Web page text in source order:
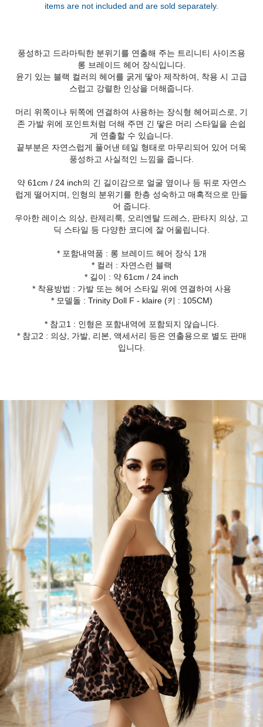
items are not included and are sold separately.
풍성하고 드라마틱한 분위기를 연출해 주는 트리니티 사이즈용
롱 브레이드 헤어 장식입니다.
윤기 있는 블랙 컬러의 헤어를 굵게 땋아 제작하여, 착용 시 고급
스럽고 강렬한 인상을 더해줍니다.
머리 위쪽이나 뒤쪽에 연결하여 사용하는 장식형 헤어피스로, 기
존 가발 위에 포인트처럼 더해 주면 긴 땋은 머리 스타일을 손쉽
게 연출할 수 있습니다.
끝부분은 자연스럽게 풀어낸 테일 형태로 마무리되어 있어 더욱
풍성하고 사실적인 느낌을 줍니다.
약 61cm / 24 inch의 긴 길이감으로 얼굴 옆이나 등 뒤로 자연스
럽게 떨어지며, 인형의 분위기를 한층 성숙하고 매혹적으로 만들
어 줍니다.
우아한 레이스 의상, 란제리룩, 오리엔탈 드레스, 판타지 의상, 고
딕 스타일 등 다양한 코디에 잘 어울립니다.
* 포함내역품 : 롱 브레이드 헤어 장식 1개
* 컬러 : 자연스런 블랙
* 길이 : 약 61cm / 24 inch
* 착용방법 : 가발 또는 헤어 스타일 위에 연결하여 사용
* 모델돌 : Trinity Doll F - klaire (키 : 105CM)
* 참고1 : 인형은 포함내역에 포함되지 않습니다.
* 참고2 : 의상, 가발, 리본, 액세서리 등은 연출용으로 별도 판매
입니다.